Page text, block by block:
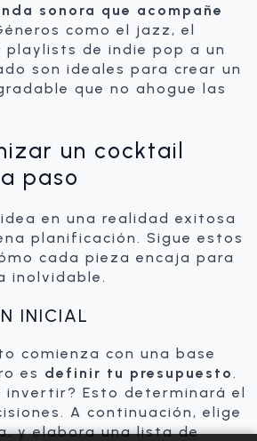
sonora que acompañe
como el jazz, el
playlists de indie pop a un
son ideales para crear un
que no ahogue las
un cocktail
paso
en una realidad exitosa
planificación. Sigue estos
cada pieza encaja para
inolvidable.
INICIAL
comienza con una base
es definir tu presupuesto .
invertir? Esto determinará el
A continuación, elige
y elabora una lista de